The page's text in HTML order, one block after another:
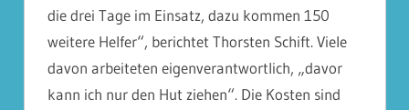
die drei Tage im Einsatz, dazu kommen 150
weitere Helfer“, berichtet Thorsten Schift. Viele
davon arbeiteten eigenverantwortlich, „davor
kann ich nur den Hut ziehen“. Die Kosten sind